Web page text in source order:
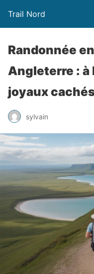
Trail Nord
Randonnée
Angleterre : à
joyaux
sylvain